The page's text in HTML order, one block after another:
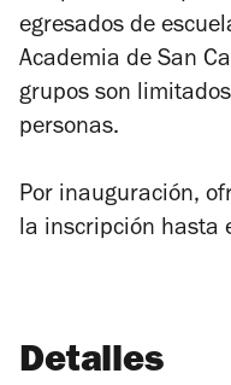
egresados de
Academia de San
grupos son
personas.
Por inauguración,
la inscripción hasta
Detalles